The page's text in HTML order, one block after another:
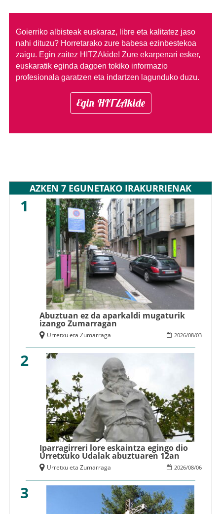
Goierriko albisteak euskaraz, libre eta kalitatez jaso
nahi dituzu? Horretarako zure babesa ezinbestekoa
zaigu. Egin zaitez HITZAkide! Zure ekarpenari esker,
euskaratik eginda dagoen tokiko informazio
profesionala garatzen eta indartzen lagunduko duzu.
Egin HITZAkide
AZKEN 7 EGUNETAKO IRAKURRIENAK
1
Abuztuan ez da aparkaldi mugaturik
izango Zumarragan
2026/08/03
Urretxu eta Zumarraga
2
Iparragirreri lore eskaintza egingo dio
Urretxuko Udalak abuztuaren 12an
2026/08/06
Urretxu eta Zumarraga
3